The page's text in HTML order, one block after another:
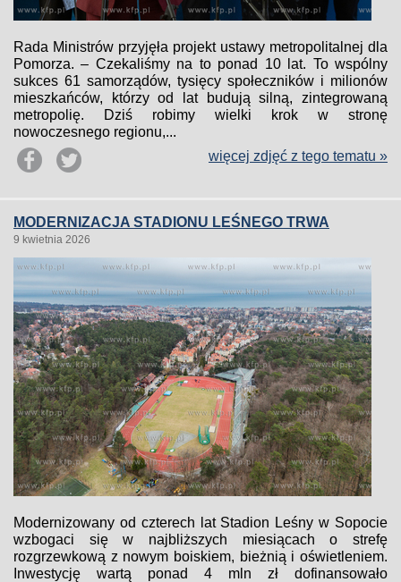
Rada Ministrów przyjęła projekt ustawy metropolitalnej dla
Pomorza. – Czekaliśmy na to ponad 10 lat. To wspólny
sukces 61 samorządów, tysięcy społeczników i milionów
mieszkańców, którzy od lat budują silną, zintegrowaną
metropolię. Dziś robimy wielki krok w stronę
nowoczesnego regionu,...
więcej zdjęć z tego tematu »
MODERNIZACJA STADIONU LEŚNEGO TRWA
9 kwietnia 2026
Modernizowany od czterech lat Stadion Leśny w Sopocie
wzbogaci się w najbliższych miesiącach o strefę
rozgrzewkową z nowym boiskiem, bieżnią i oświetleniem.
Inwestycję wartą ponad 4 mln zł dofinansowało